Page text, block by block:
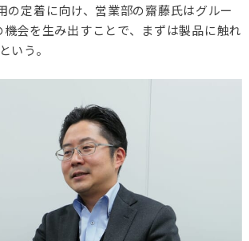
定着に向け、営業部の齋藤氏はグルー
機会を生み出すことで、まずは製品に触れ
いう。